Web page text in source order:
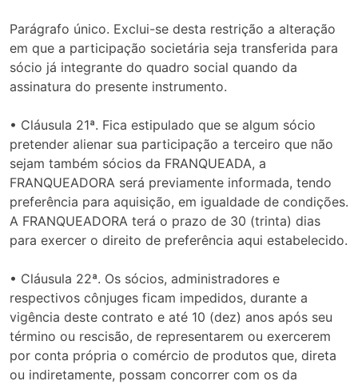
Parágrafo único. Exclui-se desta restrição a alteração
em que a participação societária seja transferida para
sócio já integrante do quadro social quando da
assinatura do presente instrumento.
• Cláusula 21ª. Fica estipulado que se algum sócio
pretender alienar sua participação a terceiro que não
sejam também sócios da FRANQUEADA, a
FRANQUEADORA será previamente informada, tendo
preferência para aquisição, em igualdade de condições.
A FRANQUEADORA terá o prazo de 30 (trinta) dias
para exercer o direito de preferência aqui estabelecido.
• Cláusula 22ª. Os sócios, administradores e
respectivos cônjuges ficam impedidos, durante a
vigência deste contrato e até 10 (dez) anos após seu
término ou rescisão, de representarem ou exercerem
por conta própria o comércio de produtos que, direta
ou indiretamente, possam concorrer com os da